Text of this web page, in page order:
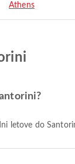
Athens
letove do